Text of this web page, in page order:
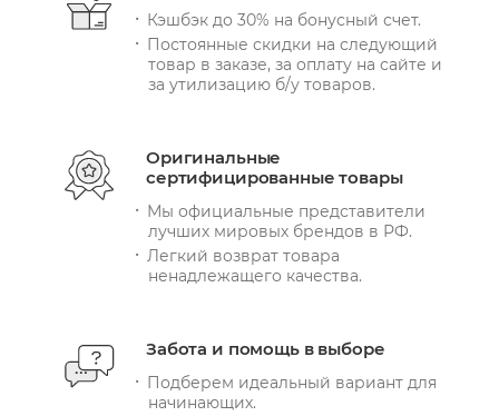
Кэшбэк до 30% на бонусный счет.
Постоянные скидки на следующий
товар в заказе, за оплату на сайте и
за утилизацию б/у товаров.
Оригинальные
сертифицированные товары
Мы официальные представители
лучших мировых брендов в РФ.
Легкий возврат товара
ненадлежащего качества.
Забота и помощь в выборе
Подберем идеальный вариант для
начинающих.